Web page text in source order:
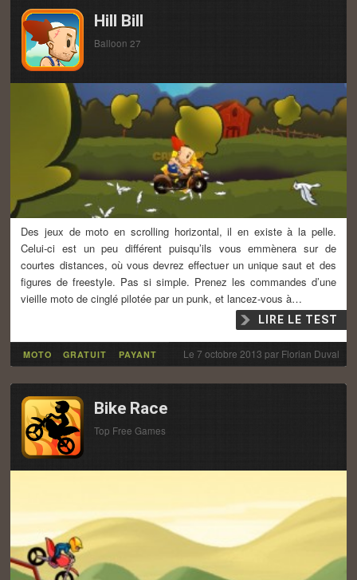
Hill Bill
Balloon 27
Des jeux de moto en scrolling horizontal, il en existe à la pelle.
Celui-ci est un peu différent puisqu’ils vous emmènera sur de
courtes distances, où vous devrez effectuer un unique saut et des
figures de freestyle. Pas si simple. Prenez les commandes d’une
vieille moto de cinglé pilotée par un punk, et lancez-vous à…
LIRE LE TEST
MOTO GRATUIT PAYANT Le7 octobre 2013 par Florian Duval
Bike Race
Top Free Games